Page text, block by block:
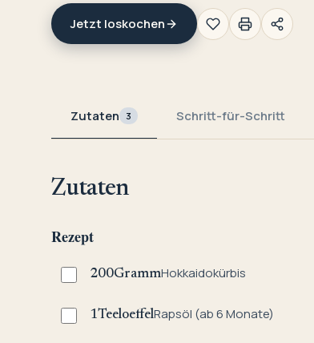
Jetzt loskochen
Zutaten 3 Schritt-für-Schritt
Zutaten
Rezept
200GrammHokkaidokürbis
1TeeloeffelRapsöl (ab 6 Monate)